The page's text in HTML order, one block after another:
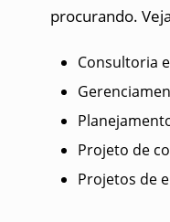
procurando.
Consultoria
Projeto de
Projetos de